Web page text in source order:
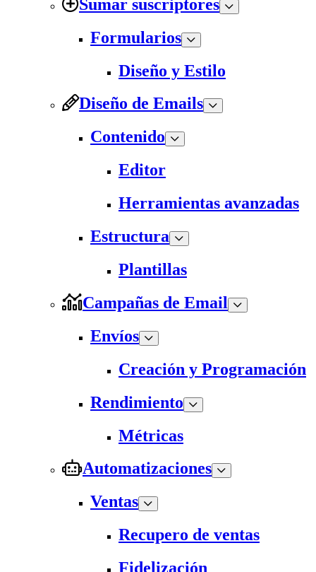
Sumar suscriptores
Formularios
Diseño y Estilo
Diseño de Emails
Contenido
Editor
Herramientas avanzadas
Estructura
Plantillas
Campañas de Email
Envíos
Creación y Programación
Rendimiento
Métricas
Automatizaciones
Ventas
Recupero de ventas
Fidelización